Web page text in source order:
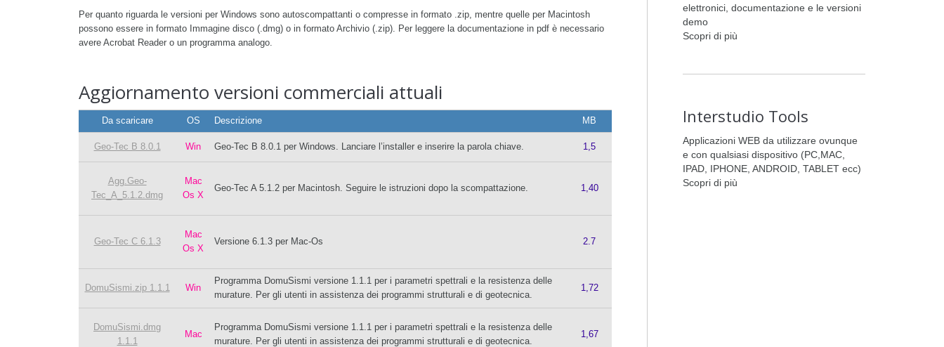
Per quanto riguarda le versioni per Windows sono autoscompattanti o compresse in formato .zip, mentre quelle per Macintosh
possono essere in formato Immagine disco (.dmg) o in formato Archivio (.zip). Per leggere la documentazione in pdf è necessario
avere Acrobat Reader o un programma analogo.
Aggiornamento versioni commerciali attuali
Da scaricare OS Descrizione MB
Geo-Tec B 8.0.1 Win Geo-Tec B 8.0.1 per Windows. Lanciare l’installer e inserire la parola chiave. 1,5
Agg.Geo-
Tec_A_5.1.2.dmg
Mac
Os X
Geo-Tec A 5.1.2 per Macintosh. Seguire le istruzioni dopo la scompattazione. 1,40
Geo-Tec C 6.1.3
Mac
Os X
Versione 6.1.3 per Mac-Os 2.7
DomuSismi.zip 1.1.1 Win
Programma DomuSismi versione 1.1.1 per i parametri spettrali e la resistenza delle
murature. Per gli utenti in assistenza dei programmi strutturali e di geotecnica.
1,72
DomuSismi.dmg
1.1.1
Mac
Programma DomuSismi versione 1.1.1 per i parametri spettrali e la resistenza delle
murature. Per gli utenti in assistenza dei programmi strutturali e di geotecnica.
1,67
elettronici, documentazione e le versioni
demo
Scopri di più
Interstudio Tools
Applicazioni WEB da utilizzare ovunque
e con qualsiasi dispositivo (PC,MAC,
IPAD, IPHONE, ANDROID, TABLET ecc)
Scopri di più